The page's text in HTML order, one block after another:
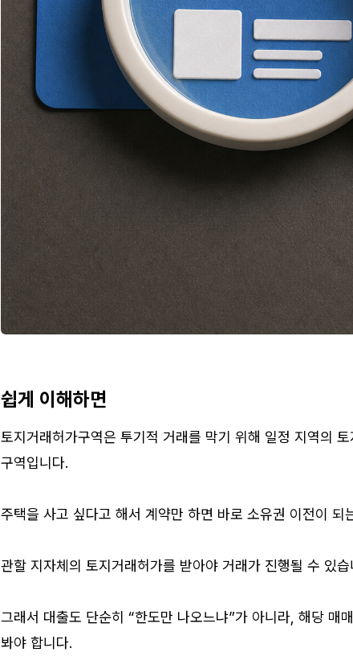
쉽게 이해하면
토지거래허가구역은 투기적 거래를 막기 위해 일정 지역의
구역입니다.
주택을 사고 싶다고 해서 계약만 하면 바로 소유권 이전이 되
관할 지자체의 토지거래허가를 받아야 거래가 진행될 수 있습
그래서 대출도 단순히 “한도만 나오느냐”가 아니라, 해당 매
봐야 합니다.